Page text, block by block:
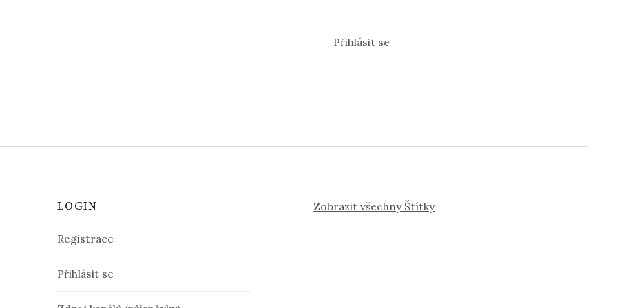
Přihlásit se
LOGIN
Registrace
Přihlásit se
Zobrazit všechny Štítky